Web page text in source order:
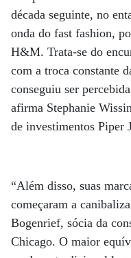
década seguinte, no
onda do fast fashion,
H&M. Trata-se do
com a troca constante
conseguiu ser
afirma Stephanie
de investimentos Piper
“Além disso, suas
começaram a
Bogenrief, sócia da
Chicago. O maior